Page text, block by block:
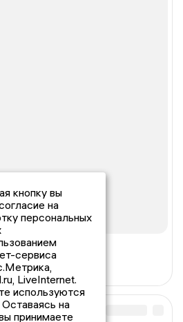
кнопку вы
на
персональных
сервиса
LiveInternet.
используются
на
принимаете